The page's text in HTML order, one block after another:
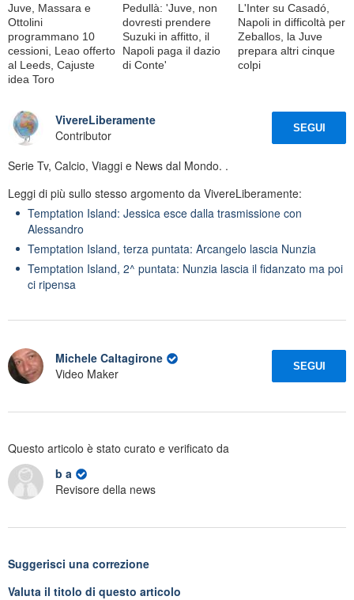
Juve, Massara e
Ottolini
programmano 10
cessioni, Leao offerto
al Leeds, Cajuste
idea Toro
Pedullà: 'Juve, non
dovresti prendere
Suzuki in affitto, il
Napoli paga il dazio
di Conte'
L'Inter su Casadó,
Napoli in difficoltà per
Zeballos, la Juve
prepara altri cinque
colpi
VivereLiberamente
Contributor
SEGUI
Serie Tv, Calcio, Viaggi e News dal Mondo. .
Leggi di più sullo stesso argomento da VivereLiberamente:
Temptation Island: Jessica esce dalla trasmissione con
Alessandro
Temptation Island, terza puntata: Arcangelo lascia Nunzia
Temptation Island, 2^ puntata: Nunzia lascia il fidanzato ma poi
ci ripensa
Michele Caltagirone
Video Maker
SEGUI
Questo articolo è stato curato e verificato da
b a
Revisore della news
Suggerisci una correzione
Valuta il titolo di questo articolo